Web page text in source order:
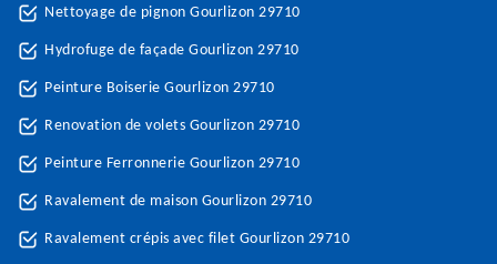
Nettoyage de pignon Gourlizon 29710
Hydrofuge de façade Gourlizon 29710
Peinture Boiserie Gourlizon 29710
Renovation de volets Gourlizon 29710
Peinture Ferronnerie Gourlizon 29710
Ravalement de maison Gourlizon 29710
Ravalement crépis avec filet Gourlizon 29710